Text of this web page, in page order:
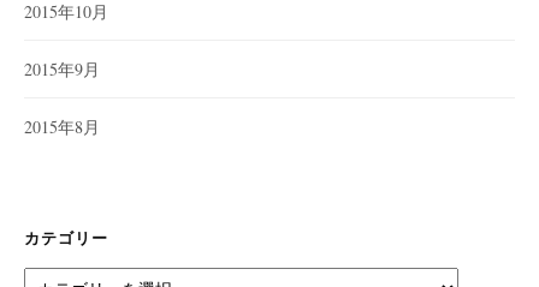
2015年10月
2015年9月
2015年8月
カテゴリー